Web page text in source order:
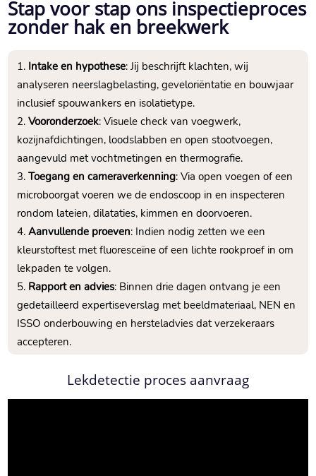
Stap voor stap ons inspectieproces
zonder hak en breekwerk
Intake en hypothese: Jij beschrijft klachten, wij
analyseren neerslagbelasting, geveloriëntatie en bouwjaar
inclusief spouwankers en isolatietype.​
Vooronderzoek: Visuele check van voegwerk,
kozijnafdichtingen, loodslabben en open stootvoegen,
aangevuld met vochtmetingen en thermografie.​
Toegang en cameraverkenning: Via open voegen of een
microboorgat voeren we de endoscoop in en inspecteren
rondom lateien, dilataties, kimmen en doorvoeren.​
Aanvullende proeven: Indien nodig zetten we een
kleurstoftest met fluoresceïne of een lichte rookproef in om
lekpaden te volgen.​
Rapport en advies: Binnen drie dagen ontvang je een
gedetailleerd expertiseverslag met beeldmateriaal, NEN en
ISSO onderbouwing en hersteladvies dat verzekeraars
accepteren.​
Lekdetectie proces aanvraag